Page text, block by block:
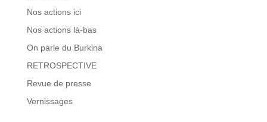
Nos actions ici
Nos actions là-bas
On parle du Burkina
RETROSPECTIVE
Revue de presse
Vernissages